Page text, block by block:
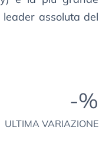
assoluta del
-%
ULTIMA VARIAZIONE